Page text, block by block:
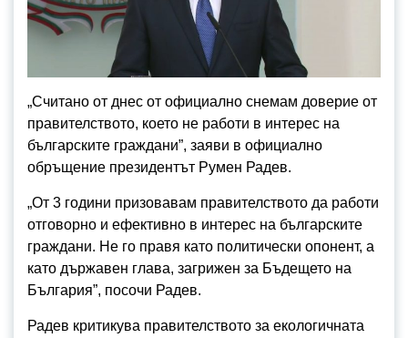
„Считано от днес от официално снемам доверие от
правителството, което не работи в интерес на
българските граждани”, заяви в официално
обръщение президентът Румен Радев.
„От 3 години призовавам правителството да работи
отговорно и ефективно в интерес на българските
граждани. Не го правя като политически опонент, а
като държавен глава, загрижен за Бъдещето на
България”, посочи Радев.
Радев критикува правителството за екологичната